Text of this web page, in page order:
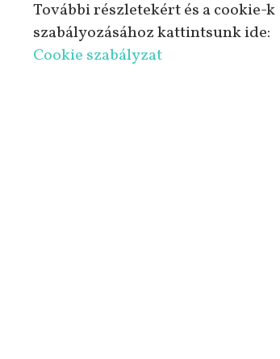
További részletekért és a cookie-k
szabályozásához kattintsunk ide:
Cookie szabályzat